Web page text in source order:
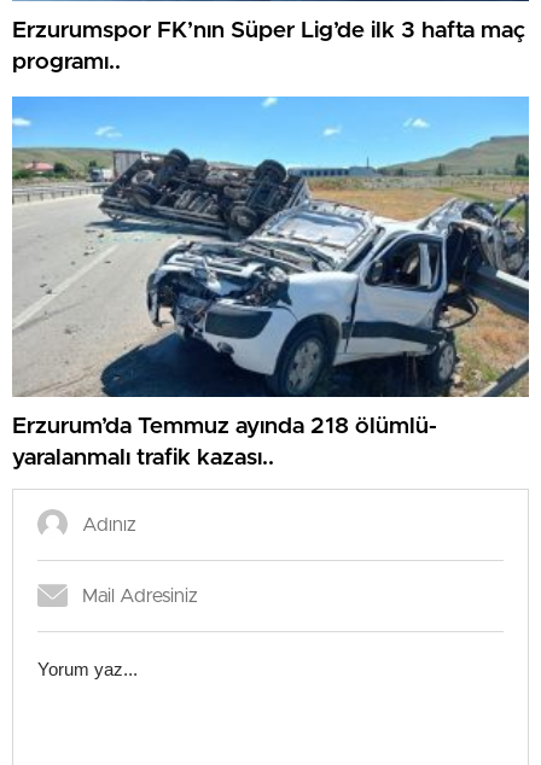
Erzurumspor FK’nın Süper Lig’de ilk 3 hafta maç
programı..
Erzurum’da Temmuz ayında 218 ölümlü-
yaralanmalı trafik kazası..